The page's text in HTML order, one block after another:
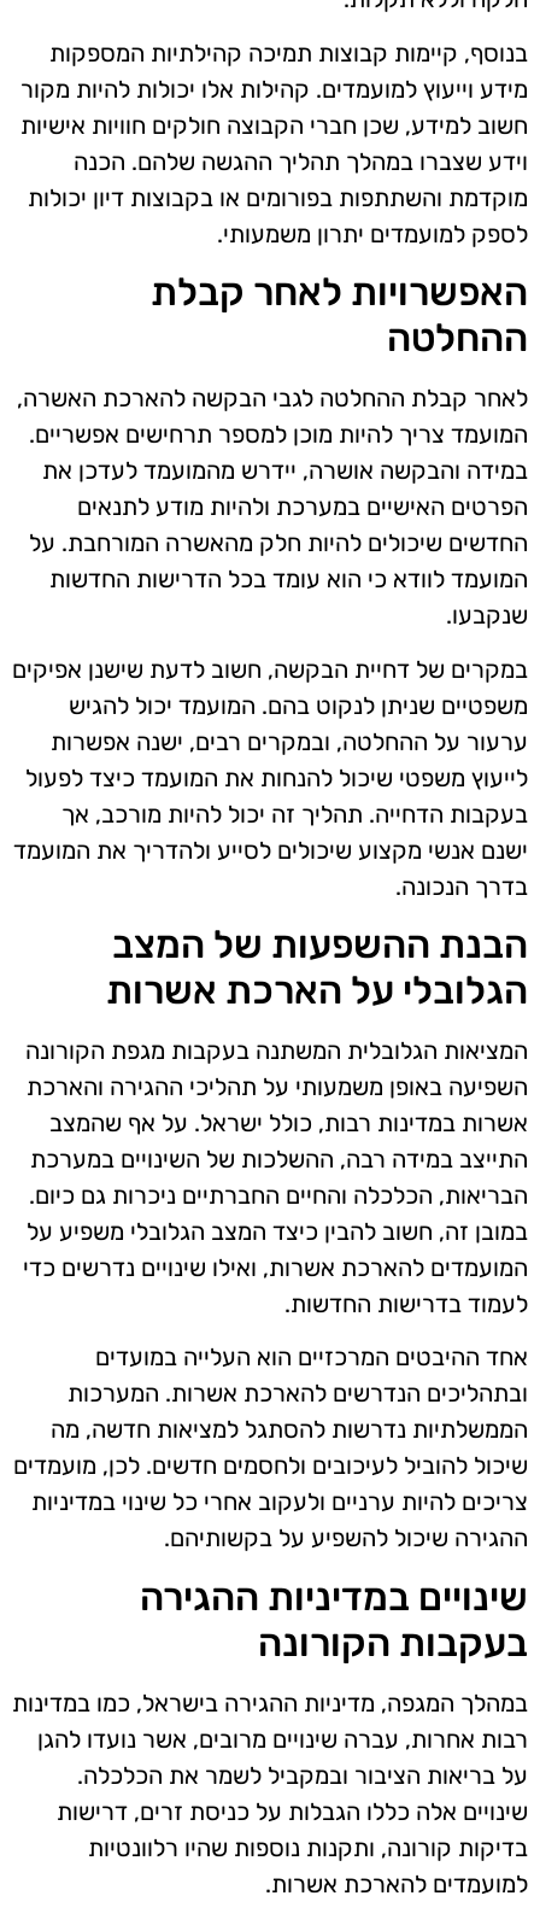
בנוסף, קיימות קבוצות תמיכה קהילתיות המספקות
מידע וייעוץ למועמדים. קהילות אלו יכולות להיות מקור
חשוב למידע, שכן חברי הקבוצה חולקים חוויות אישיות
וידע שצברו במהלך תהליך ההגשה שלהם. הכנה
מוקדמת והשתתפות בפורומים או בקבוצות דיון יכולות
לספק למועמדים יתרון משמעותי.
האפשרויות לאחר קבלת
ההחלטה
לאחר קבלת ההחלטה לגבי הבקשה להארכת האשרה,
המועמד צריך להיות מוכן למספר תרחישים אפשריים.
במידה והבקשה אושרה, יידרש מהמועמד לעדכן את
הפרטים האישיים במערכת ולהיות מודע לתנאים
החדשים שיכולים להיות חלק מהאשרה המורחבת. על
המועמד לוודא כי הוא עומד בכל הדרישות החדשות
שנקבעו.
במקרים של דחיית הבקשה, חשוב לדעת שישנן אפיקים
משפטיים שניתן לנקוט בהם. המועמד יכול להגיש
ערעור על ההחלטה, ובמקרים רבים, ישנה אפשרות
לייעוץ משפטי שיכול להנחות את המועמד כיצד לפעול
בעקבות הדחייה. תהליך זה יכול להיות מורכב, אך
ישנם אנשי מקצוע שיכולים לסייע ולהדריך את המועמד
בדרך הנכונה.
הבנת ההשפעות של המצב
הגלובלי על הארכת אשרות
המציאות הגלובלית המשתנה בעקבות מגפת הקורונה
השפיעה באופן משמעותי על תהליכי ההגירה והארכת
אשרות במדינות רבות, כולל ישראל. על אף שהמצב
התייצב במידה רבה, ההשלכות של השינויים במערכת
הבריאות, הכלכלה והחיים החברתיים ניכרות גם כיום.
במובן זה, חשוב להבין כיצד המצב הגלובלי משפיע על
המועמדים להארכת אשרות, ואילו שינויים נדרשים כדי
לעמוד בדרישות החדשות.
אחד ההיבטים המרכזיים הוא העלייה במועדים
ובתהליכים הנדרשים להארכת אשרות. המערכות
הממשלתיות נדרשות להסתגל למציאות חדשה, מה
שיכול להוביל לעיכובים ולחסמים חדשים. לכן, מועמדים
צריכים להיות ערניים ולעקוב אחרי כל שינוי במדיניות
ההגירה שיכול להשפיע על בקשותיהם.
שינויים במדיניות ההגירה
בעקבות הקורונה
במהלך המגפה, מדיניות ההגירה בישראל, כמו במדינות
רבות אחרות, עברה שינויים מרובים, אשר נועדו להגן
על בריאות הציבור ובמקביל לשמר את הכלכלה.
שינויים אלה כללו הגבלות על כניסת זרים, דרישות
בדיקות קורונה, ותקנות נוספות שהיו רלוונטיות
למועמדים להארכת אשרות.